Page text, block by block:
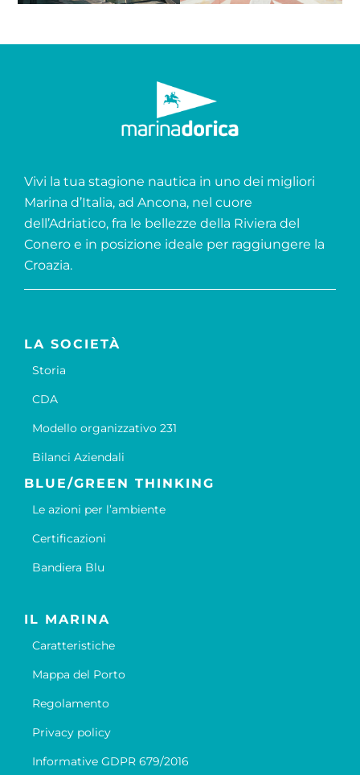
Vivi la tua stagione nautica in uno dei migliori
Marina d’Italia, ad Ancona, nel cuore
dell’Adriatico, fra le bellezze della Riviera del
Conero e in posizione ideale per raggiungere la
Croazia.
LA SOCIETÀ
Storia
CDA
Modello organizzativo 231
Bilanci Aziendali
BLUE/GREEN THINKING
Le azioni per l’ambiente
Certificazioni
Bandiera Blu
IL MARINA
Caratteristiche
Mappa del Porto
Regolamento
Privacy policy
Informative GDPR 679/2016